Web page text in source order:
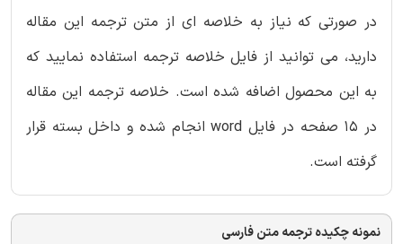
در صورتی که نیاز به خلاصه ای از متن ترجمه این مقاله
دارید، می توانید از فایل خلاصه ترجمه استفاده نمایید که
به این محصول اضافه شده است. خلاصه ترجمه این مقاله
در 15 صفحه در فایل word انجام شده و داخل بسته قرار
گرفته است.
نمونه چکیده ترجمه متن فارسی